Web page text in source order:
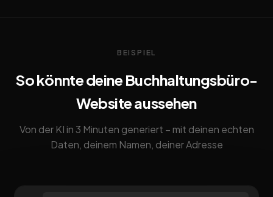
BEISPIEL
So könnte deine Buchhaltungsbüro-
Website aussehen
Von der KI in 3 Minuten generiert – mit deinen echten
Daten, deinem Namen, deiner Adresse